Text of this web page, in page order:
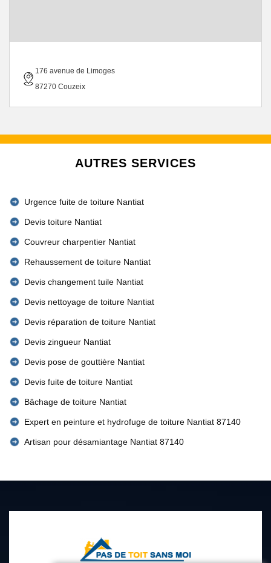
176 avenue de Limoges
87270 Couzeix
AUTRES SERVICES
Urgence fuite de toiture Nantiat
Devis toiture Nantiat
Couvreur charpentier Nantiat
Rehaussement de toiture Nantiat
Devis changement tuile Nantiat
Devis nettoyage de toiture Nantiat
Devis réparation de toiture Nantiat
Devis zingueur Nantiat
Devis pose de gouttière Nantiat
Devis fuite de toiture Nantiat
Bâchage de toiture Nantiat
Expert en peinture et hydrofuge de toiture Nantiat 87140
Artisan pour désamiantage Nantiat 87140